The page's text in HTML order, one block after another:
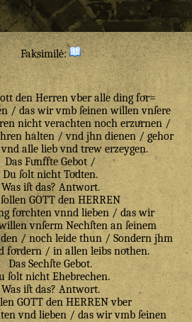
Faksimilė:
den Herren vber alle ding foͤr=
/ das wir vmb ſeinen willen vnſere
nicht verachten noch erzuͤrnen /
halten / vnd jhn dienen / gehor
vnd alle lieb vnd trew erzeygen.
Das Fuͤnffte Gebot /
Du ſolt nicht Toͤdten.
Was iſt das? Antwort.
GOTT den HERREN
foͤrchten vnnd lieben / das wir
vnſerm Nechſten an ſeinem
/ noch leide thun / Sondern jhm
foͤrdern / in allen leibs noͤthen.
Das Sechſte Gebot.
ſolt nicht Ehebrechen.
Was iſt das? Antwort.
GOTT den HERREN vber
vnd lieben / das wir vmb ſeinen